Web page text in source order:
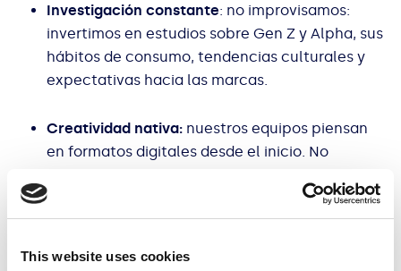
This website uses cookies
Investigación constante: no improvisamos:
invertimos en estudios sobre Gen Z y Alpha, sus
hábitos de consumo, tendencias culturales y
expectativas hacia las marcas.
Creatividad nativa: nuestros equipos piensan
en formatos digitales desde el inicio. No
diseñamos experiencias pensadas para las
plataformas donde viven las nuevas